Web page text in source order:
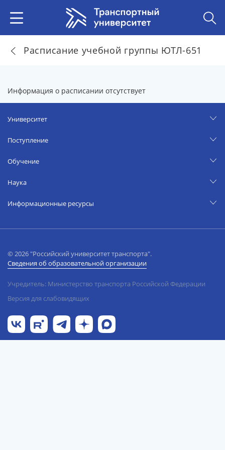
Расписание учебной группы ЮТЛ-651
Информация о расписании отсутствует
Университет
Поступление
Обучение
Наука
Информационные ресурсы
© 2026 "Российский университет транспорта".
Сведения об образовательной организации
Учредитель: Министерство транспорта Российской Федерации
Версия для слабовидящих